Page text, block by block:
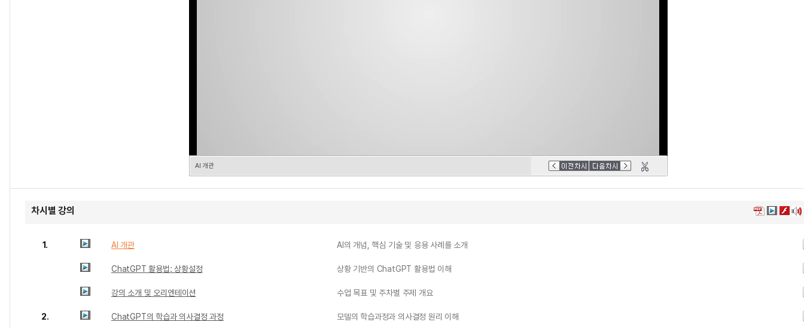
AI 개관
차시별 강의
1. AI 개관 AI의 개념, 핵심 기술 및 응용 사례를 소개
ChatGPT 활용법: 상황설정 상황 기반의 ChatGPT 활용법 이해
강의 소개 및 오리엔테이션 수업 목표 및 주차별 주제 개요
2. ChatGPT의 학습과 의사결정 과정 모델의 학습과정과 의사결정 원리 이해